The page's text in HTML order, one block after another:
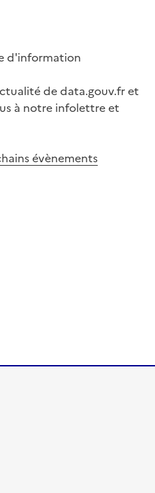
d'information
de data.gouv.fr et
à notre infolettre et
évènements